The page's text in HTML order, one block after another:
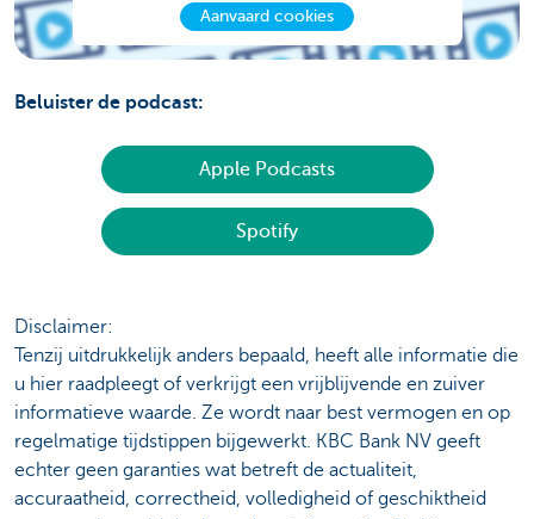
Aanvaard cookies
Beluister de podcast:
Apple Podcasts
Spotify
Disclaimer:
Tenzij uitdrukkelijk anders bepaald, heeft alle informatie die
u hier raadpleegt of verkrijgt een vrijblijvende en zuiver
informatieve waarde. Ze wordt naar best vermogen en op
regelmatige tijdstippen bijgewerkt. KBC Bank NV geeft
echter geen garanties wat betreft de actualiteit,
accuraatheid, correctheid, volledigheid of geschiktheid